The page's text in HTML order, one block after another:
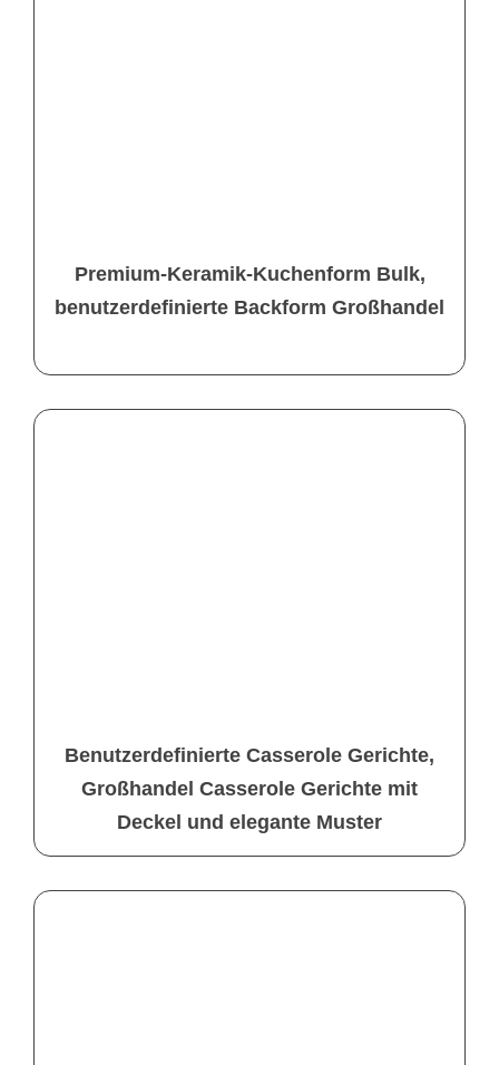
Premium-Keramik-Kuchenform Bulk,
benutzerdefinierte Backform Großhandel
Benutzerdefinierte Casserole Gerichte,
Großhandel Casserole Gerichte mit
Deckel und elegante Muster